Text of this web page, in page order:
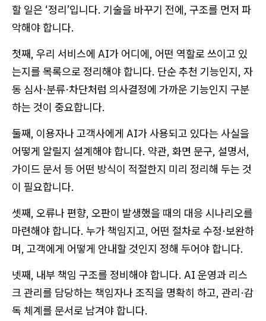
할 일은 ‘정리’입니다. 기술을 바꾸기 전에, 구조를 먼저 파
악해야 합니다.
첫째, 우리 서비스에 AI가 어디에, 어떤 역할로 쓰이고 있
는지를 목록으로 정리해야 합니다. 단순 추천 기능인지, 자
동 심사·분류·차단처럼 의사결정에 가까운 기능인지 구분
하는 것이 중요합니다.
둘째, 이용자나 고객사에게 AI가 사용되고 있다는 사실을
어떻게 알릴지 설계해야 합니다. 약관, 화면 문구, 설명서,
가이드 문서 등 어떤 방식이 적절한지 미리 정리해 두는 것
이 필요합니다.
셋째, 오류나 편향, 오판이 발생했을 때의 대응 시나리오를
마련해야 합니다. 누가 책임지고, 어떤 절차로 수정·보완하
며, 고객에게 어떻게 안내할 것인지 정해 두어야 합니다.
넷째, 내부 책임 구조를 정비해야 합니다. AI 운영과 리스
크 관리를 담당하는 책임자나 조직을 명확히 하고, 관리·감
독 체계를 문서로 남겨야 합니다.